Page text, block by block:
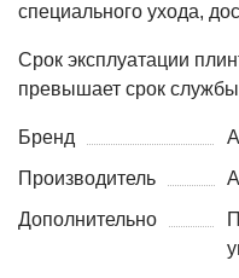
специального ухода,
Срок эксплуатации
превышает срок
Бренд
Производитель
Дополнительно